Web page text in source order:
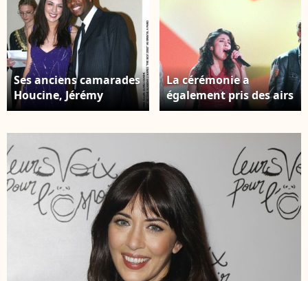
a Paris, le 12 octobre 2013. CYRIL MOREAU /
BESTIMAGE
Ses anciens camarades
Houcine, Jérémy
Chatelain et Aurélie
son ex-professeur
Armande Altaï et l'ex-
directerice de la Star
Ac, Alexia Laroche-
Joubert. houcine et
nolwenn de star
academy 2 soirée "the
best 2002" au bristol à
paris "plan americain"
La cérémonie a
également pris des airs
de grandes
Academy, venus la
soutenir en nombre.
Houcine, Nolwenn
Leroy, Johnny Hallyday
et Emma Daumas -
Star Academy 2.